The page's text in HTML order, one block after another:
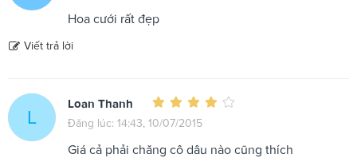
Hoa cưới rất đẹp
Viết trả lời
L
Loan Thanh
Đăng lúc: 14:43, 10/07/2015
Giá cả phải chăng cô dâu nào cũng thích